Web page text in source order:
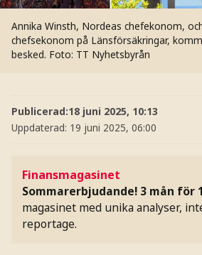
Annika Winsth, Nordeas chefekonom,
chefsekonom på Länsförsäkringar,
besked. Foto: TT Nyhetsbyrån
Publicerad:18 juni 2025, 10:13
Uppdaterad: 19 juni 2025, 06:00
Finansmagasinet
Sommarerbjudande! 3 mån för
magasinet med unika analyser,
reportage.